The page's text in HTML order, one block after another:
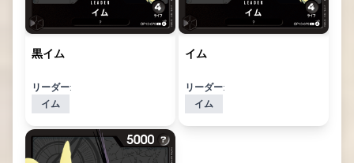
黒イム
リーダー:
イム
イム
リーダー:
イム